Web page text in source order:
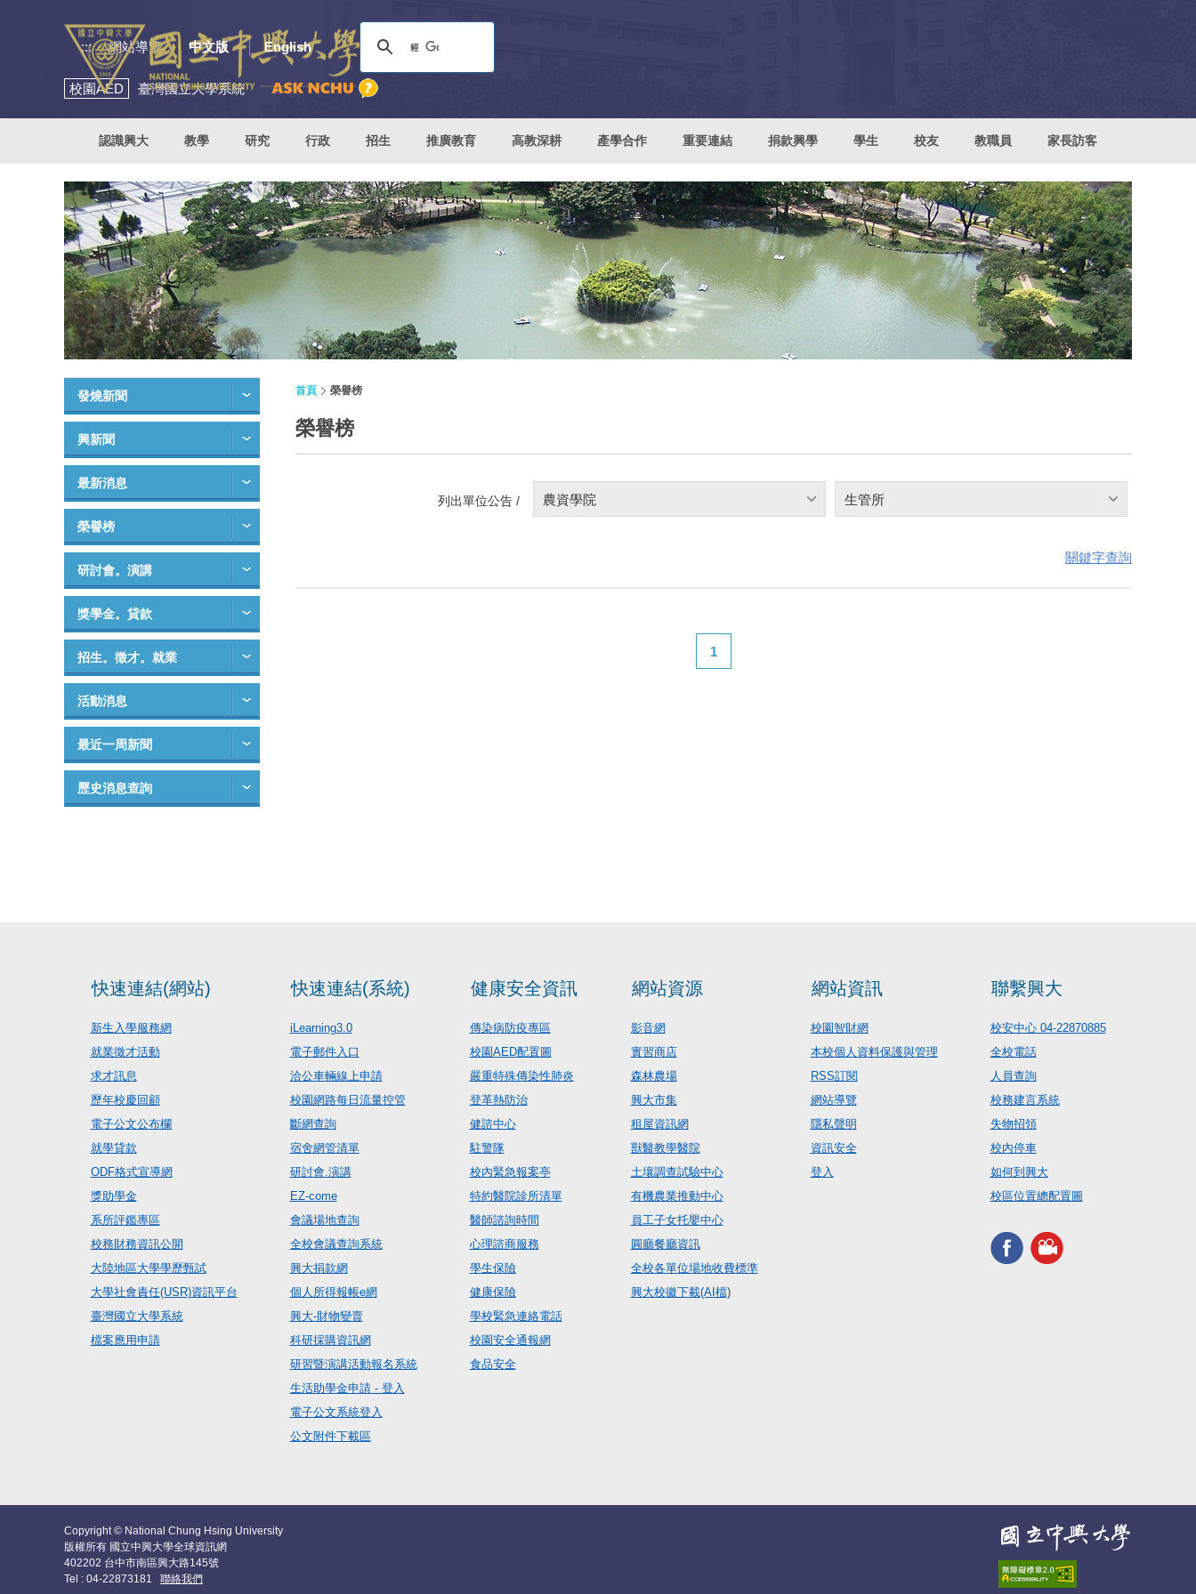
::: 網站導覽 中文版 English
校園AED 臺灣國立大學系統
認識興大 教學 研究 行政 招生 推廣教育 高教深耕 產學合作 重要連結 捐款興學 學生 校友 教職員 家長訪客
發燒新聞
興新聞
最新消息
榮譽榜
研討會。演講
獎學金。貸款
招生。徵才。就業
活動消息
最近一周新聞
歷史消息查詢
首頁 榮譽榜
榮譽榜
列出單位公告 / 農資學院 生管所
關鍵字查詢
1
快速連結(網站)
新生入學服務網
就業徵才活動
求才訊息
歷年校慶回顧
電子公文公布欄
就學貸款
ODF格式宣導網
獎助學金
系所評鑑專區
校務財務資訊公開
大陸地區大學學歷甄試
大學社會責任(USR)資訊平台
臺灣國立大學系統
檔案應用申請
快速連結(系統)
iLearning3.0
電子郵件入口
洽公車輛線上申請
校園網路每日流量控管
斷網查詢
宿舍網管清單
研討會.演講
EZ-come
會議場地查詢
全校會議查詢系統
興大捐款網
個人所得報帳e網
興大-財物變賣
科研採購資訊網
研習暨演講活動報名系統
生活助學金申請 - 登入
電子公文系統登入
公文附件下載區
健康安全資訊
傳染病防疫專區
校園AED配置圖
嚴重特殊傳染性肺炎
登革熱防治
健諮中心
駐警隊
校內緊急報案亭
特約醫院診所清單
醫師諮詢時間
心理諮商服務
學生保險
健康保險
學校緊急連絡電話
校園安全通報網
食品安全
網站資源
影音網
實習商店
森林農場
興大市集
租屋資訊網
獸醫教學醫院
土壤調查試驗中心
有機農業推動中心
員工子女托嬰中心
圓廳餐廳資訊
全校各單位場地收費標準
興大校徽下載(AI檔)
網站資訊
校園智財網
本校個人資料保護與管理
RSS訂閱
網站導覽
隱私聲明
資訊安全
登入
聯繫興大
校安中心 04-22870885
全校電話
人員查詢
校務建言系統
失物招領
校內停車
如何到興大
校區位置總配置圖
Copyright © National Chung Hsing University
版權所有 國立中興大學全球資訊網
402202 台中市南區興大路145號
Tel : 04-22873181 聯絡我們